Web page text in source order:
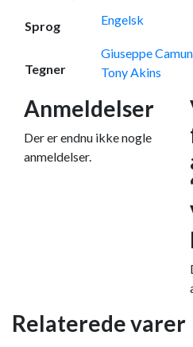
Sprog Engelsk
Tegner
Giuseppe
Tony Akins
Anmeldelser
Der er endnu ikke nogle
anmeldelser.
Relaterede varer